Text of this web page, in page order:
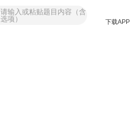
请输入或粘贴题目内容（含
选项）
下载APP